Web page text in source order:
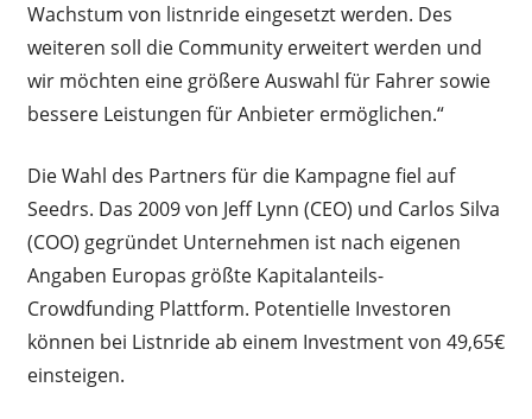
Wachstum von listnride eingesetzt werden. Des
weiteren soll die Community erweitert werden und
wir möchten eine größere Auswahl für Fahrer sowie
bessere Leistungen für Anbieter ermöglichen.“
Die Wahl des Partners für die Kampagne fiel auf
Seedrs. Das 2009 von Jeff Lynn (CEO) und Carlos Silva
(COO) gegründet Unternehmen ist nach eigenen
Angaben Europas größte Kapitalanteils-
Crowdfunding Plattform. Potentielle Investoren
können bei Listnride ab einem Investment von 49,65€
einsteigen.